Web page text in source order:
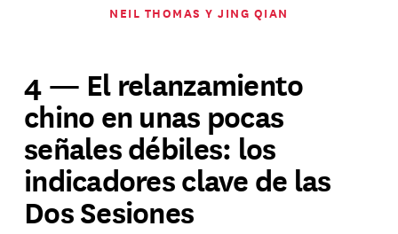
NEIL THOMAS Y JING QIAN
4 — El relanzamiento
chino en unas pocas
señales débiles: los
indicadores clave de las
Dos Sesiones